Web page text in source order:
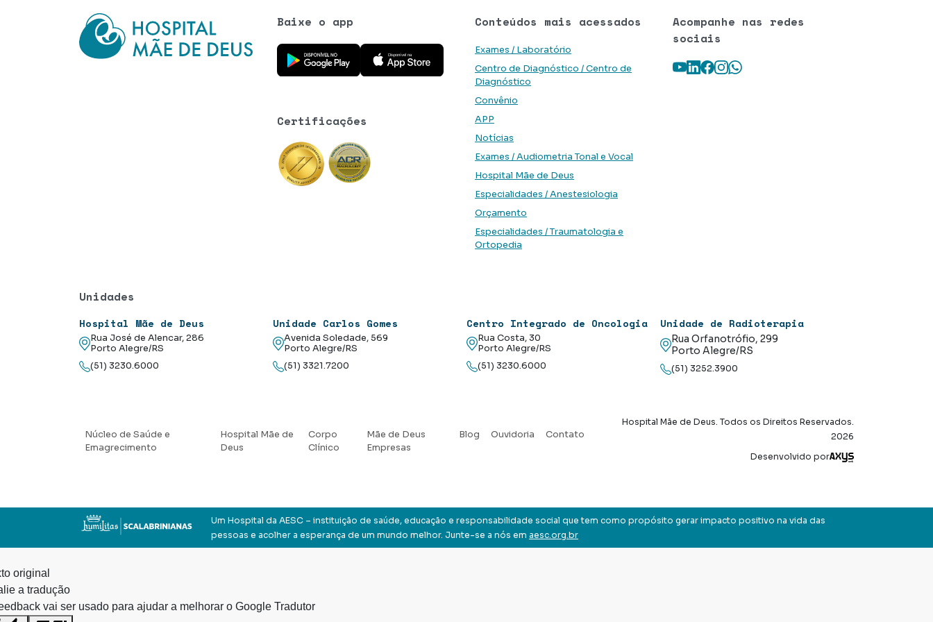
Conteúdos mais acessados
Exames / Laboratório
Centro de Diagnóstico / Centro de
Diagnóstico
Convênio
APP
Notícias
Exames / Audiometria Tonal e Vocal
Hospital Mãe de Deus
Especialidades / Anestesiologia
Orçamento
Especialidades / Traumatologia e
Ortopedia
Baixe o app
Baixe o aplicativo na Google Play Store
Baixe o aplicativo na App Store
Certificações
Acompanhe nas redes
sociais
Youtube
LinkedIn
Facebook
Instagram
WhatsApp
Unidades
Hospital Mãe de Deus
Rua José de Alencar, 286
Porto Alegre/RS
(51) 3230.6000
Unidade Carlos Gomes
Avenida Soledade, 569
Porto Alegre/RS
(51) 3321.7200
Centro Integrado de Oncologia
Rua Costa, 30
Porto Alegre/RS
(51) 3230.6000
Unidade de Radioterapia
Rua Orfanotrófio, 299
Porto Alegre/RS
(51) 3252.3900
Núcleo de Saúde e
Emagrecimento
Hospital Mãe de
Deus
Corpo
Clínico
Mãe de Deus
Empresas
Blog Ouvidoria Contato
Hospital Mãe de Deus. Todos os Direitos Reservados.
2026
Desenvolvido por
Axysweb
Um Hospital da AESC – instituição de saúde, educação e responsabilidade social que tem como propósito gerar impacto positivo na vida das
pessoas e acolher a esperança de um mundo melhor. Junte-se a nós em aesc.org.br
original
a tradução
vai ser usado para ajudar a melhorar o Google Tradutor